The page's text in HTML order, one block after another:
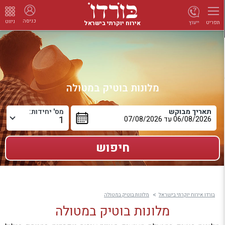
תפריט אירוח יוקרתי בישראל כניסה ניווט ייעוץ
מלונות בוטיק במטולה
תאריך מבוקש מס' יחידות:
בורדו אירוח יוקרתי בישראל מלונות בוטיק במטולה
מלונות בוטיק במטולה